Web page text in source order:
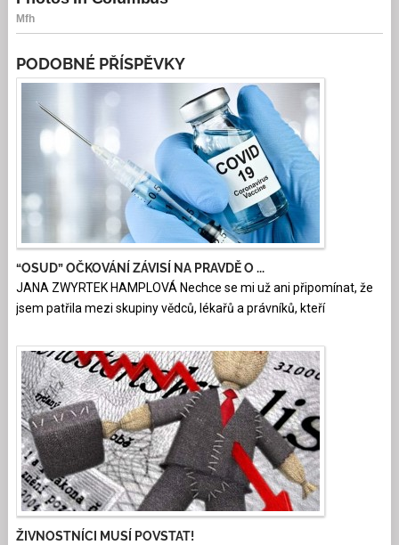
PODOBNÉ PŘÍSPĚVKY
“OSUD” OČKOVÁNÍ ZÁVISÍ NA PRAVDĚ O ...
JANA ZWYRTEK HAMPLOVÁ Nechce se mi už ani připomínat, že
jsem patřila mezi skupiny vědců, lékařů a právníků, kteří
ŽIVNOSTNÍCI MUSÍ POVSTAT!